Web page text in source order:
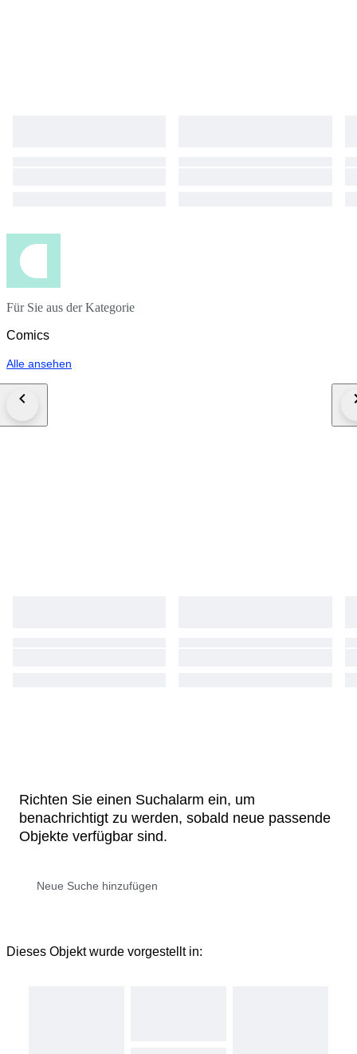
Für Sie aus der Kategorie
Comics
Alle ansehen
Richten Sie einen Suchalarm ein, um
benachrichtigt zu werden, sobald neue passende
Objekte verfügbar sind.
Dieses Objekt wurde vorgestellt in: